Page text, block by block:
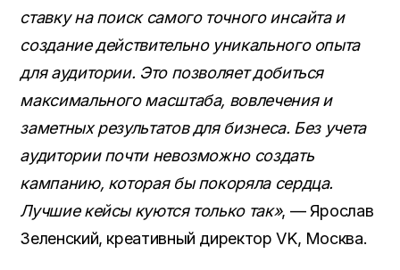
ставку на поиск самого точного инсайта и
создание действительно уникального опыта
для аудитории. Это позволяет добиться
максимального масштаба, вовлечения и
заметных результатов для бизнеса. Без учета
аудитории почти невозможно создать
кампанию, которая бы покоряла сердца.
Лучшие кейсы куются только так», — Ярослав
Зеленский, креативный директор VK, Москва.